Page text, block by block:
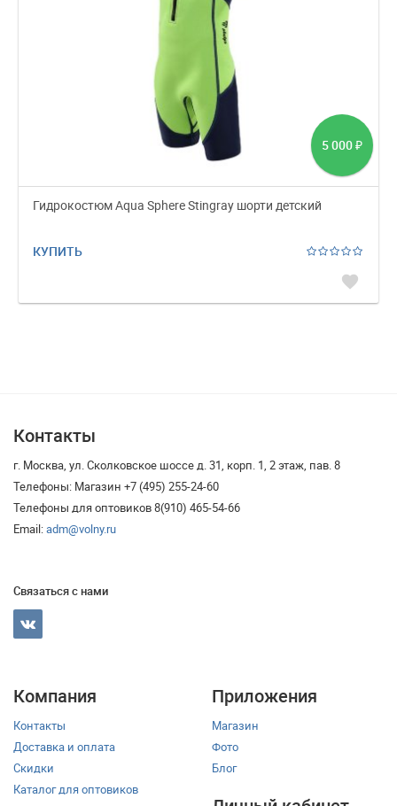
5 000 ₽
Гидрокостюм Aqua Sphere Stingray шорти детский
КУПИТЬ
favorite
Контакты
г. Москва, ул. Сколковское шоссе д. 31, корп. 1, 2 этаж, пав. 8
Телефоны: Магазин +7 (495) 255-24-60
Телефоны для оптовиков 8(910) 465-54-66
Email:adm@volny.ru
Связаться с нами
Компания
Контакты
Доставка и оплата
Скидки
Каталог для оптовиков
Приложения
Магазин
Фото
Блог